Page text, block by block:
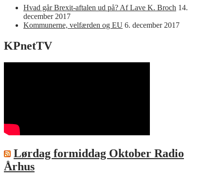
Hvad går Brexit-aftalen ud på? Af Lave K. Broch 14.
december 2017
Kommunerne, velfærden og EU 6. december 2017
KPnetTV
Lørdag formiddag Oktober Radio
Århus